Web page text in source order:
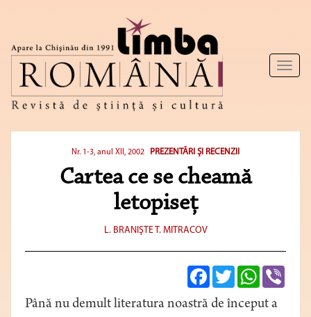
Toggle
Nr. 1-3, anul XII, 2002 PREZENTĂRI ŞI RECENZII
Cartea ce se cheamă
letopiseţ
L. BRANIŞTE T. MITRACOV
FacebookTwitterWhatsApp
Până nu demult literatura noastră de început a